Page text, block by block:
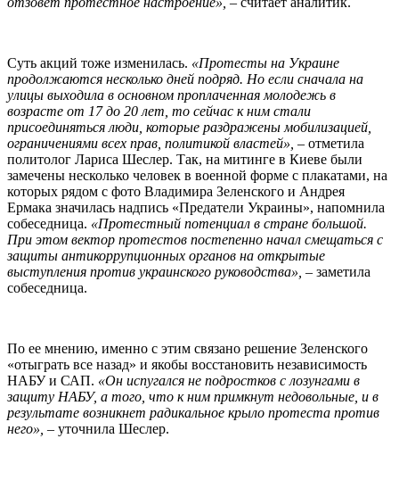
Суть акций тоже изменилась. «Протесты на Украине
продолжаются несколько дней подряд. Но если сначала на
улицы выходила в основном проплаченная молодежь в
возрасте от 17 до 20 лет, то сейчас к ним стали
присоединяться люди, которые раздражены мобилизацией,
ограничениями всех прав, политикой властей», – отметила
политолог Лариса Шеслер. Так, на митинге в Киеве были
замечены несколько человек в военной форме с плакатами, на
которых рядом с фото Владимира Зеленского и Андрея
Ермака значилась надпись «Предатели Украины», напомнила
собеседница. «Протестный потенциал в стране большой.
При этом вектор протестов постепенно начал смещаться с
защиты антикоррупционных органов на открытые
выступления против украинского руководства», – заметила
собеседница.
По ее мнению, именно с этим связано решение Зеленского
«отыграть все назад» и якобы восстановить независимость
НАБУ и САП. «Он испугался не подростков с лозунгами в
защиту НАБУ, а того, что к ним примкнут недовольные, и в
результате возникнет радикальное крыло протеста против
него», – уточнила Шеслер.